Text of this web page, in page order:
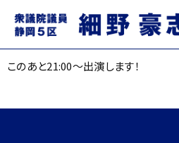
このあと21:00〜出演します！
2025.06.18
このあと21:00〜出演します！